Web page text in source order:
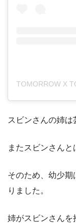
スビンさんの姉は
またスビンさんと
そのため、幼少期
りました。
姉がスビンさんを